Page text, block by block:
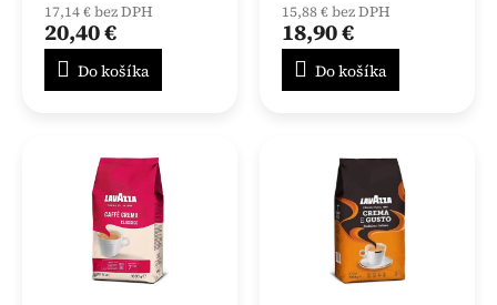
17,14 € bez DPH
20,40 €
Do košíka
15,88 € bez DPH
18,90 €
Do košíka